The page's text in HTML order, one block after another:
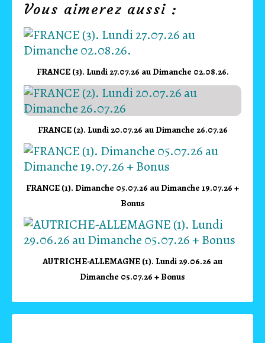
Vous aimerez aussi :
FRANCE (3). Lundi 27.07.26 au Dimanche 02.08.26.
FRANCE (2). Lundi 20.07.26 au Dimanche 26.07.26
FRANCE (1). Dimanche 05.07.26 au Dimanche 19.07.26 +
Bonus
AUTRICHE-ALLEMAGNE (1). Lundi 29.06.26 au
Dimanche 05.07.26 + Bonus